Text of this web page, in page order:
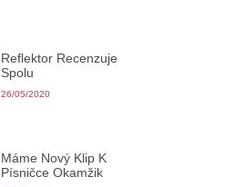
Reflektor Recenzuje
Spolu
26/05/2020
Máme Nový Klip K
Písničce Okamžik